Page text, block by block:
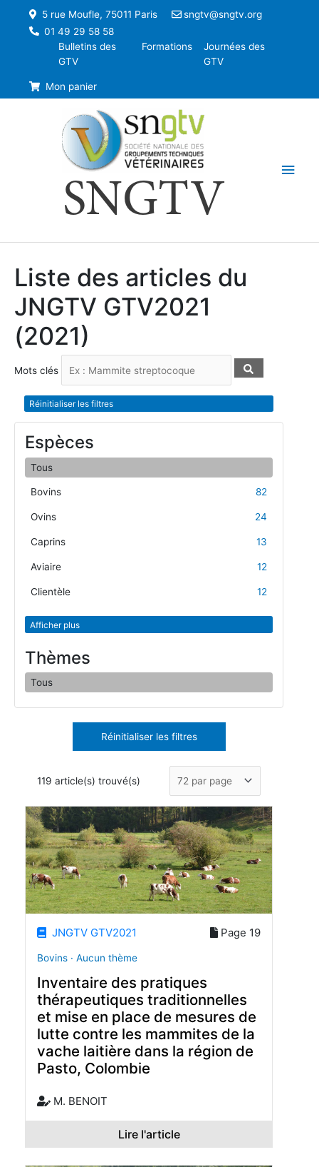
5 rue Moufle, 75011 Paris
sngtv@sngtv.org
01 49 29 58 58
Bulletins des
GTV
Formations
Journées des
GTV
Mon panier
SNGTV
Liste des articles du
JNGTV GTV2021
(2021)
Mots clés
Réinitialiser les filtres
Espèces
Tous
Bovins 82
Ovins 24
Caprins 13
Aviaire 12
Clientèle 12
Afficher plus
Thèmes
Tous
Réinitialiser les filtres
119 article(s) trouvé(s)
JNGTV GTV2021 Page 19
Bovins · Aucun thème
Inventaire des pratiques
thérapeutiques traditionnelles
et mise en place de mesures de
lutte contre les mammites de la
vache laitière dans la région de
Pasto, Colombie
M. BENOIT
Lire l'article